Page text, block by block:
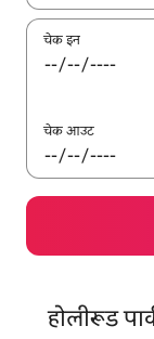
चेक इन
चेक आउट
होलीरूड